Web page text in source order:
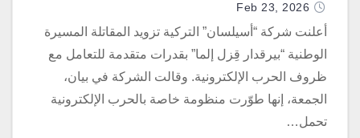
Feb 23, 2026
أعلنت شركة “أسيلسان” التركية تزويد المقاتلة المسيرة
الوطنية “بيرقدار قِزل إلما” بقدرات متقدمة للتعامل مع
ظروف الحرب الإلكترونية. وقالت الشركة في بيان،
الجمعة، إنها طوّرت منظومة خاصة بالحرب الإلكترونية
تحمل…